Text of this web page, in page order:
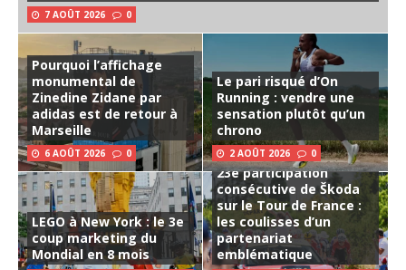
7 AOÛT 2026 0
Pourquoi l’affichage
monumental de
Zinedine Zidane par
adidas est de retour à
Marseille
6 AOÛT 2026 0
Le pari risqué d’On
Running : vendre une
sensation plutôt qu’un
chrono
2 AOÛT 2026 0
LEGO à New York : le 3e
coup marketing du
Mondial en 8 mois
23e participation
consécutive de Škoda
sur le Tour de France :
les coulisses d’un
partenariat
emblématique